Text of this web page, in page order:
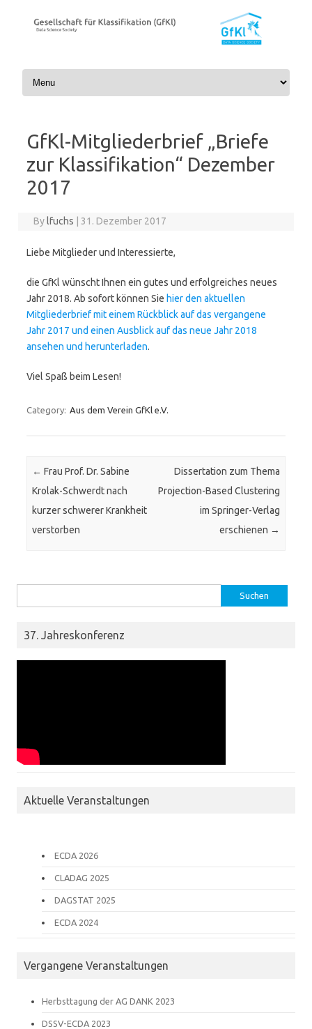
Skip to content
GfKl-Mitgliederbrief „Briefe
zur Klassifikation“ Dezember
2017
By lfuchs 31. Dezember 2017
Liebe Mitglieder und Interessierte,
die GfKl wünscht Ihnen ein gutes und erfolgreiches neues
Jahr 2018. Ab sofort können Sie hier den aktuellen
Mitgliederbrief mit einem Rückblick auf das vergangene
Jahr 2017 und einen Ausblick auf das neue Jahr 2018
ansehen und herunterladen.
Viel Spaß beim Lesen!
Category: Aus dem Verein GfKl e.V.
Post navigation
← Frau Prof. Dr. Sabine
Krolak-Schwerdt nach
kurzer schwerer Krankheit
verstorben
Dissertation zum Thema
Projection-Based Clustering
im Springer-Verlag
erschienen →
37. Jahreskonferenz
Aktuelle Veranstaltungen
ECDA 2026
CLADAG 2025
DAGSTAT 2025
ECDA 2024
Vergangene Veranstaltungen
Herbsttagung der AG DANK 2023
DSSV-ECDA 2023